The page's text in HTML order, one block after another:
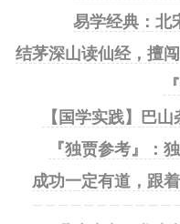
易学经典：北
结茅深山读仙经，擅
【国学实践】巴
『独贾参考』：
成功一定有道，跟